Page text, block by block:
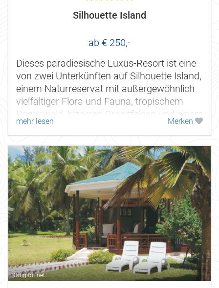
Silhouette Island
ab € 250,-
Dieses paradiesische Luxus-Resort ist eine
von zwei Unterkünften auf Silhouette Island,
einem Naturreservat mit außergewöhnlich
vielfältiger Flora und Fauna, tropischem
Regenwald, bizarren Granitfelsen und einem
malerischen Dorf.
mehr lesen Merken
©digifot.net